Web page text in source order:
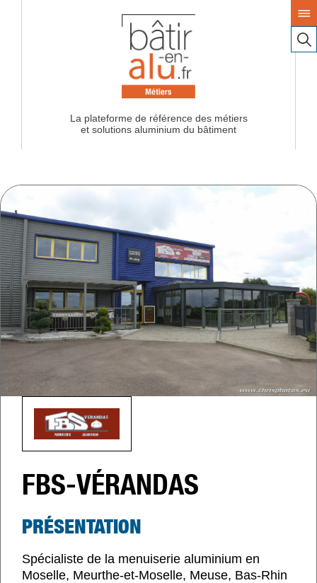
La plateforme de référence des métiers
FBS-VÉRANDAS
PRÉSENTATION
Spécialiste de la menuiserie aluminium en
Moselle, Meurthe-et-Moselle, Meuse, Bas-Rhin